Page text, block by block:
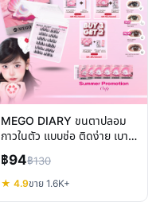
MEGO DIARY ขนตาปลอม
กาวในตัว แบบช่อ ติดง่าย เบา
สบาย ทรงสวย ดูเป็นธรรมชาติ
฿94฿130
★ 4.9ขาย 1.6K+